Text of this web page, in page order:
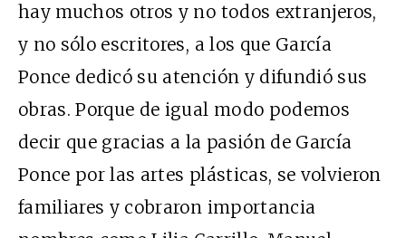
hay muchos otros y no todos extranjeros,
y no sólo escritores, a los que García
Ponce dedicó su atención y difundió sus
obras. Porque de igual modo podemos
decir que gracias a la pasión de García
Ponce por las artes plásticas, se volvieron
familiares y cobraron importancia